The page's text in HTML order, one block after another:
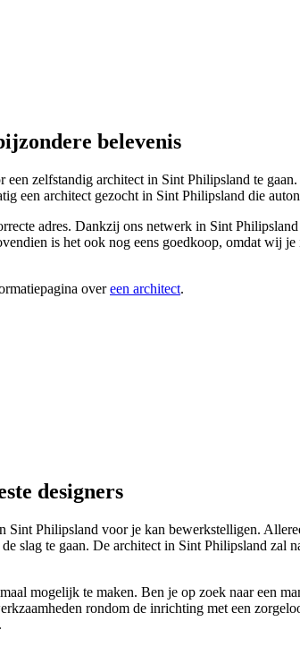
belevenis
zelfstandig architect in Sint Philipsland te
een architect gezocht in Sint Philipsland die
adres. Dankzij ons netwerk in Sint
is het ook nog eens goedkoop, omdat wij
overeen architect.
designers
Philipsland voor je kan bewerkstelligen.
slag te gaan. De architect in Sint Philipsland
mogelijk te maken. Ben je op zoek naar een
rondom de inrichting met een